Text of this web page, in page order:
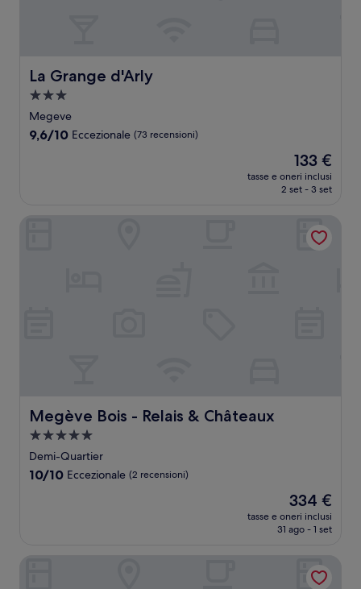
La Grange d'Arly
La Grange d'Arly
Struttura
a
3.0
Megeve
9.6
9,6/10 Eccezionale (73 recensioni)
Il
prezzo
attuale
133 €
133 €
tasse e oneri inclusi
2 set - 3 set
Megève Bois - Relais & Châteaux
Megève Bois - Relais & Châteaux
Struttura
a
5.0
Demi-Quartier
10.0
10/10 Eccezionale (2 recensioni)
Il
prezzo
attuale
334 €
334 €
tasse e oneri inclusi
31 ago - 1 set